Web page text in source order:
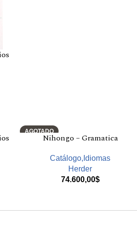
AGOTADO
Nihongo – Gramatica
Catálogo,Idiomas
Herder
74.600,00$